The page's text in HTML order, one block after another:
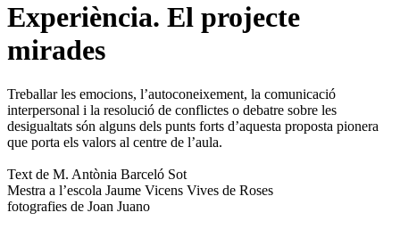
Experiència. El projecte
mirades
Treballar les emocions, l’autoconeixement, la comunicació
interpersonal i la resolució de conflictes o debatre sobre les
desigualtats són alguns dels punts forts d’aquesta proposta pionera
que porta els valors al centre de l’aula.
Text de M. Antònia Barceló Sot
Mestra a l’escola Jaume Vicens Vives de Roses
fotografies de Joan Juano